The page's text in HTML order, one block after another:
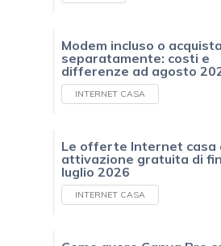
Modem incluso o
separatamente: costi e
differenze ad agosto
INTERNET CASA
Le offerte Internet casa
attivazione gratuita di
luglio 2026
INTERNET CASA